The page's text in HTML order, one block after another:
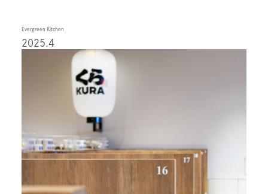
Evergreen Kitchen
2025.4